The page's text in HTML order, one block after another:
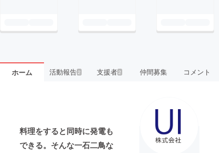
ホーム 活動報告2 支援者 2 仲間募集 コメント
料理をすると同時に発電も
できる。そんな一石二鳥な